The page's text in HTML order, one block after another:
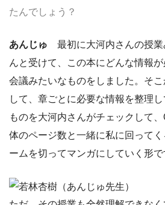
たんでしょう？
あんじゅ 最初に大河内さんの授業
んと受けて、この本にどんな情報
会議みたいなものをしました。そ
して、章ごとに必要な情報を整理
ものを大河内さんがチェックして
体のページ数と一緒に私に回って
ームを切ってマンガにしていく形で